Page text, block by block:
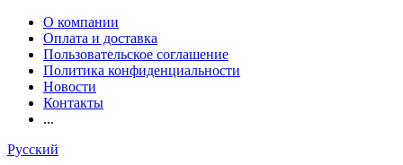
О компании
Оплата и доставка
Пользовательское соглашение
Политика конфиденциальности
Новости
Контакты
...
Русский